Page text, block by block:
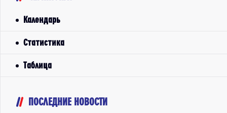
Календарь
Статистика
Таблица
ПОСЛЕДНИЕ НОВОСТИ